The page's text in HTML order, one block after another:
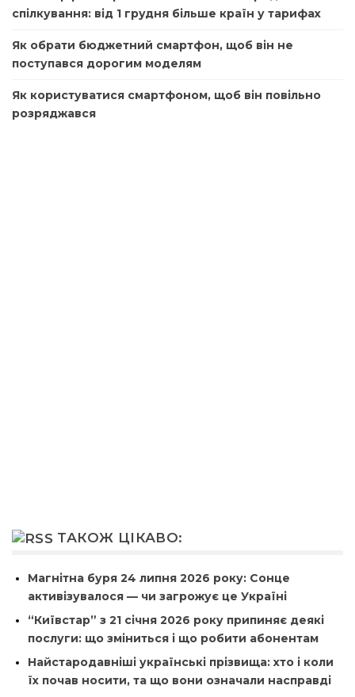
спілкування: від 1 грудня більше країн у тарифах
Як обрати бюджетний смартфон, щоб він не
поступався дорогим моделям
Як користуватися смартфоном, щоб він повільно
розряджався
ТАКОЖ ЦІКАВО:
Магнітна буря 24 липня 2026 року: Сонце
активізувалося — чи загрожує це Україні
“Київстар” з 21 січня 2026 року припиняє деякі
послуги: що зміниться і що робити абонентам
Найстародавніші українські прізвища: хто і коли
їх почав носити, та що вони означали насправді